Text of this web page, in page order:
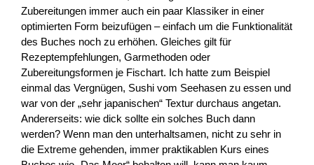
Zubereitungen immer auch ein paar Klassiker in einer
optimierten Form beizufügen – einfach um die Funktionalität
des Buches noch zu erhöhen. Gleiches gilt für
Rezeptempfehlungen, Garmethoden oder
Zubereitungsformen je Fischart. Ich hatte zum Beispiel
einmal das Vergnügen, Sushi vom Seehasen zu essen und
war von der „sehr japanischen“ Textur durchaus angetan.
Andererseits: wie dick sollte ein solches Buch dann
werden? Wenn man den unterhaltsamen, nicht zu sehr in
die Extreme gehenden, immer praktikablen Kurs eines